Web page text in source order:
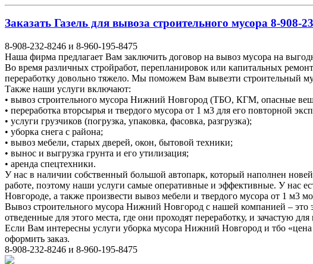
Заказать Газель для вывоза строительного мусора 8-908-
8-908-232-8246 и 8-960-195-8475
Наша фирма предлагает Вам заключить договор на вывоз мусора на
Во время различных стройработ, перепланировок или капитальных
переработку довольно тяжело. Мы поможем Вам вывезти строительный
Также наши услуги включают:
• вывоз строительного мусора Нижний Новгород (ТБО, КГМ, опасные
• переработка вторсырья и твердого мусора от 1 м3 для его повторной
• услуги грузчиков (погрузка, упаковка, фасовка, разгрузка);
• уборка снега с района;
• вывоз мебели, старых дверей, окон, бытовой техники;
• вынос и выгрузка грунта и его утилизация;
• аренда спецтехники.
У нас в наличии собственный большой автопарк, который наполнен
работе, поэтому наши услуги самые оперативные и эффективные. У нас
Новгороде, а также произвести вывоз мебели и твердого мусора от 1 м3
Вывоз строительного мусора Нижний Новгород с нашей компанией –
отведенные для этого места, где они проходят переработку, и зачастую
Если Вам интересны услуги уборка мусора Нижний Новгород и тбо
оформить заказ.
8-908-232-8246 и 8-960-195-8475